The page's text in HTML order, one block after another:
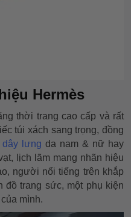
Hermès
thời trang cao cấp và rất
túi xách sang trọng, đồng
dây lưng da nam & nữ hay
lịch lãm mang nhãn hiệu
người nổi tiếng trên khắp
trang sức, một phụ kiện
mình.